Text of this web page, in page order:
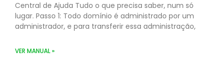
Central de Ajuda Tudo o que precisa saber, num só
lugar. Passo 1: Todo domínio é administrado por um
administrador, e para transferir essa administração,
VER MANUAL »